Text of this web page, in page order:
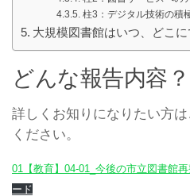
柱3：デジタル技術の積
大規模図書館はいつ、どこに
どんな報告内容？
詳しくお知りになりたい方
ください。
01【教育】04-01_今後の市立図書館
ード